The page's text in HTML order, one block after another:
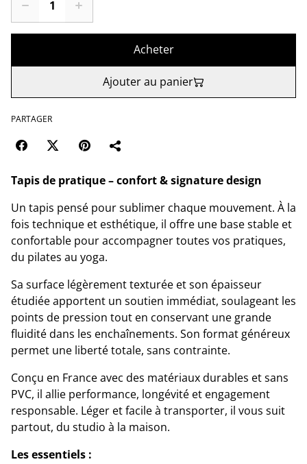
Acheter
Ajouter au panier
PARTAGER
Tapis de pratique – confort & signature design
Un tapis pensé pour sublimer chaque mouvement. À la
fois technique et esthétique, il offre une base stable et
confortable pour accompagner toutes vos pratiques,
du pilates au yoga.
Sa surface légèrement texturée et son épaisseur
étudiée apportent un soutien immédiat, soulageant les
points de pression tout en conservant une grande
fluidité dans les enchaînements. Son format généreux
permet une liberté totale, sans contrainte.
Conçu en France avec des matériaux durables et sans
PVC, il allie performance, longévité et engagement
responsable. Léger et facile à transporter, il vous suit
partout, du studio à la maison.
Les essentiels :